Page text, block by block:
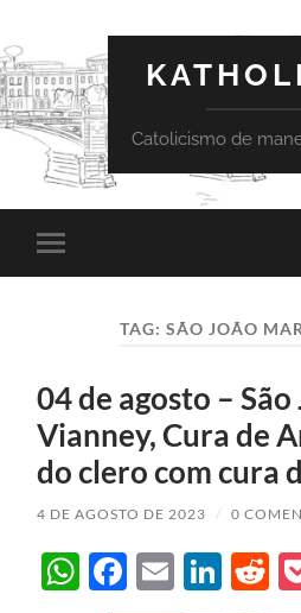
Catolicismo de
Toggle
mobile
TAG: SÃO JOÃO
04 de agosto –
Vianney, Cura de
do clero com cura
4 DE AGOSTO DE 2023 / 0
WhatsApp
Facebook
Email